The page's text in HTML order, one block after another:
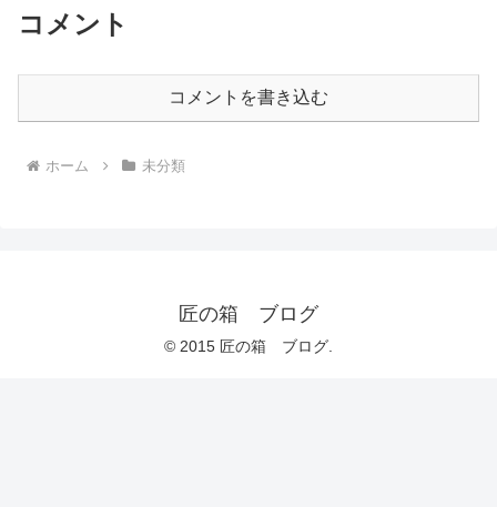
コメント
コメントを書き込む
ホーム 未分類
匠の箱 ブログ
© 2015 匠の箱 ブログ.